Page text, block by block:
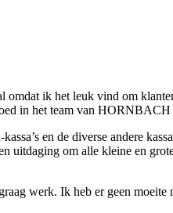
ik het leuk vind om
in het team van HORNBACH
en de diverse andere
uitdaging om alle kleine en
werk. Ik heb er geen